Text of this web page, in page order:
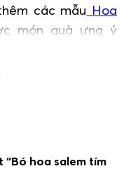
các mẫu Hoa
món quà ưng ý
hoa salem tím